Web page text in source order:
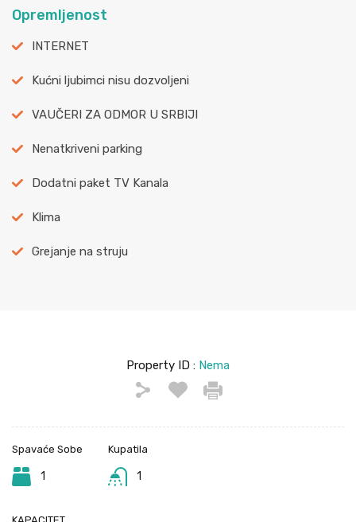
Opremljenost
INTERNET
Kućni ljubimci nisu dozvoljeni
VAUČERI ZA ODMOR U SRBIJI
Nenatkriveni parking
Dodatni paket TV Kanala
Klima
Grejanje na struju
Property ID : Nema
Spavaće Sobe
1
Kupatila
1